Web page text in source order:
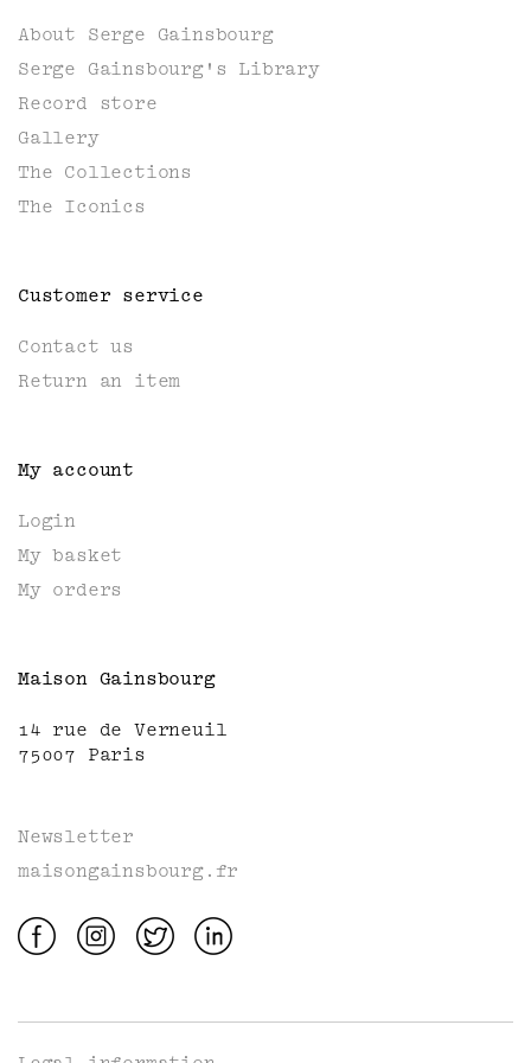
About Serge Gainsbourg
Serge Gainsbourg's Library
Record store
Gallery
The Collections
The Iconics
Customer service
Contact us
Return an item
My account
Login
My basket
My orders
Maison Gainsbourg
14 rue de Verneuil
75007 Paris
Newsletter
maisongainsbourg.fr